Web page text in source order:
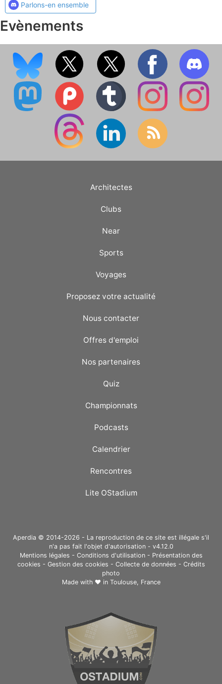
Parlons-en ensemble
Evènements
Architectes
Clubs
Near
Sports
Voyages
Proposez votre actualité
Nous contacter
Offres d'emploi
Nos partenaires
Quiz
Championnats
Podcasts
Calendrier
Rencontres
Lite OStadium
Aperdia © 2014-2026 - La reproduction de ce site est illégale s'il
n'a pas fait l'objet d'autorisation - v4.12.0
Mentions légales - Conditions d'utilisation- Présentation des
cookies - Gestion des cookies - Collecte de données - Crédits
photo
Made with ❤ in Toulouse, France